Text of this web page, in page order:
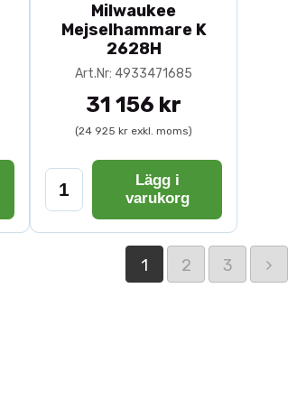
Milwaukee
Mejselhammare K
2628H
Art.Nr: 4933471685
31 156 kr
(24 925 kr exkl. moms)
Lägg i
varukorg
1 2 3